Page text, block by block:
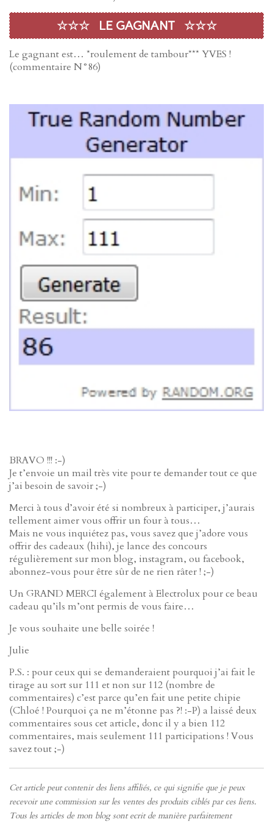
☆☆☆ LE GAGNANT ☆☆☆
Le gagnant est… *roulement de tambour*** YVES !
(commentaire N°86)
BRAVO !!! :-)
Je t’envoie un mail très vite pour te demander tout ce que
j’ai besoin de savoir ;-)
Merci à tous d’avoir été si nombreux à participer, j’aurais
tellement aimer vous offrir un four à tous…
Mais ne vous inquiétez pas, vous savez que j’adore vous
offrir des cadeaux (hihi), je lance des concours
régulièrement sur mon blog, instagram, ou facebook,
abonnez-vous pour être sûr de ne rien râter ! ;-)
Un GRAND MERCI également à Electrolux pour ce beau
cadeau qu’ils m’ont permis de vous faire…
Je vous souhaite une belle soirée !
Julie
P.S. : pour ceux qui se demanderaient pourquoi j’ai fait le
tirage au sort sur 111 et non sur 112 (nombre de
commentaires) c’est parce qu’en fait une petite chipie
(Chloé ! Pourquoi ça ne m’étonne pas ?! :-P) a laissé deux
commentaires sous cet article, donc il y a bien 112
commentaires, mais seulement 111 participations ! Vous
savez tout ;-)
Cet article peut contenir des liens affiliés, ce qui signifie que je peux
recevoir une commission sur les ventes des produits ciblés par ces liens.
Tous les articles de mon blog sont ecrit de manière parfaitement